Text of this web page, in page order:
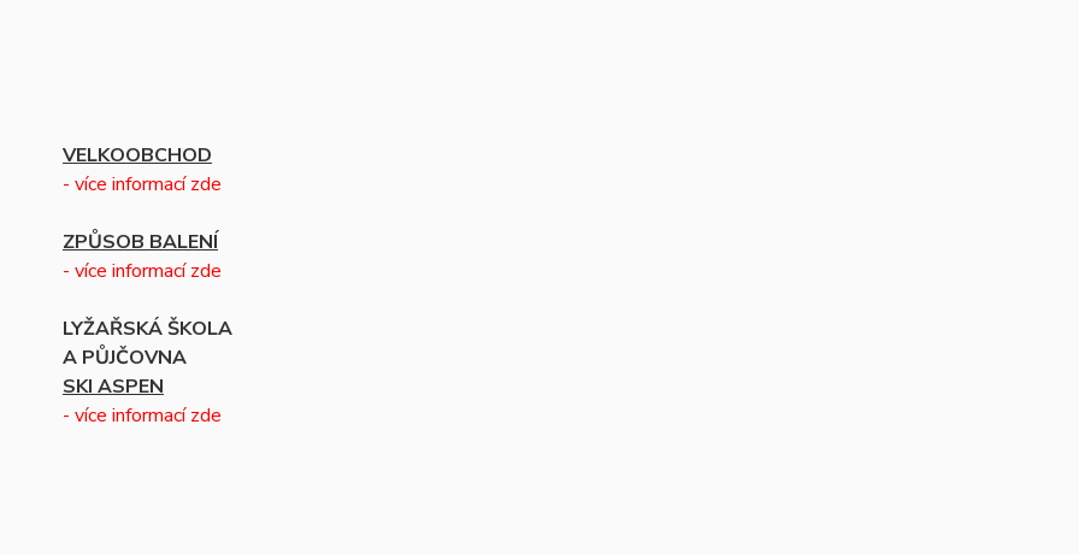
VELKOOBCHOD
- více informací zde
ZPŮSOB BALENÍ
- více informací zde
LYŽAŘSKÁ ŠKOLA
A PŮJČOVNA
SKI ASPEN
- více informací zde